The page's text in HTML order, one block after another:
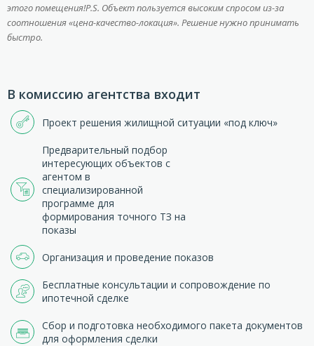
этого помещения!P.S. Объект пользуется высоким спросом из-за
соотношения «цена-качество-локация». Решение нужно принимать
быстро.
В комиссию агентства входит
Проект решения жилищной ситуации «под ключ»
Предварительный подбор
интересующих объектов с
агентом в
специализированной
программе для
формирования точного ТЗ на
показы
Организация и проведение показов
Бесплатные консультации и сопровождение по
ипотечной сделке
Сбор и подготовка необходимого пакета документов
для оформления сделки